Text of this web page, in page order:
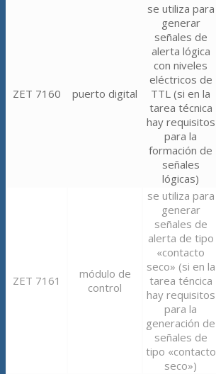
ZET 7160 puerto digital
se utiliza para
generar
señales de
alerta lógica
con niveles
eléctricos de
TTL (si en la
tarea técnica
hay requisitos
para la
formación de
señales
lógicas)
ZET 7161
módulo de
control
se utiliza para
generar
señales de
alerta de tipo
«contacto
seco» (si en la
tarea téncica
hay requisitos
para la
generación de
señales de
tipo «contacto
seco»)